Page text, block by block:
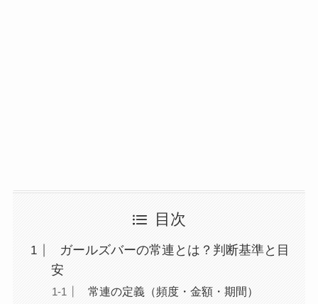
目次
ガールズバーの常連とは？判断基準と目
安
常連の定義（頻度・金額・期間）